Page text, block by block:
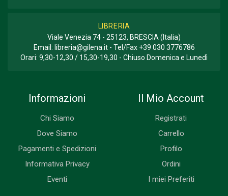
LIBRERIA
Viale Venezia 74 - 25123, BRESCIA (Italia)
Email: libreria@gilena.it- Tel/Fax +39 030 3776786
Orari: 9,30-12,30 / 15,30-19,30 - Chiuso Domenica e Lunedì
Informazioni
Chi Siamo
Dove Siamo
Pagamenti e Spedizioni
Informativa Privacy
Eventi
Il Mio Account
Registrati
Carrello
Profilo
Ordini
I miei Preferiti